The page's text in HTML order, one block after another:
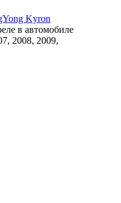
Kyron
в автомобиле
2008, 2009,